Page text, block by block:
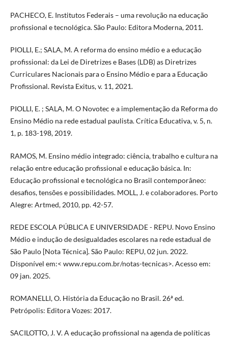
PACHECO, E. Institutos Federais – uma revolução na educação
profissional e tecnológica. São Paulo: Editora Moderna, 2011.
PIOLLI, E.; SALA, M. A reforma do ensino médio e a educação
profissional: da Lei de Diretrizes e Bases (LDB) as Diretrizes
Curriculares Nacionais para o Ensino Médio e para a Educação
Profissional. Revista Exitus, v. 11, 2021.
PIOLLI, E. ; SALA, M. O Novotec e a implementação da Reforma do
Ensino Médio na rede estadual paulista. Crítica Educativa, v. 5, n.
1, p. 183-198, 2019.
RAMOS, M. Ensino médio integrado: ciência, trabalho e cultura na
relação entre educação profissional e educação básica. In:
Educação profissional e tecnológica no Brasil contemporâneo:
desafios, tensões e possibilidades. MOLL, J. e colaboradores. Porto
Alegre: Artmed, 2010, pp. 42-57.
REDE ESCOLA PÚBLICA E UNIVERSIDADE - REPU. Novo Ensino
Médio e indução de desigualdades escolares na rede estadual de
São Paulo [Nota Técnica]. São Paulo: REPU, 02 jun. 2022.
Disponível em:< www.repu.com.br/notas-tecnicas>. Acesso em:
09 jan. 2025.
ROMANELLI, O. História da Educação no Brasil. 26ª ed.
Petrópolis: Editora Vozes: 2017.
SACILOTTO, J. V. A educação profissional na agenda de políticas